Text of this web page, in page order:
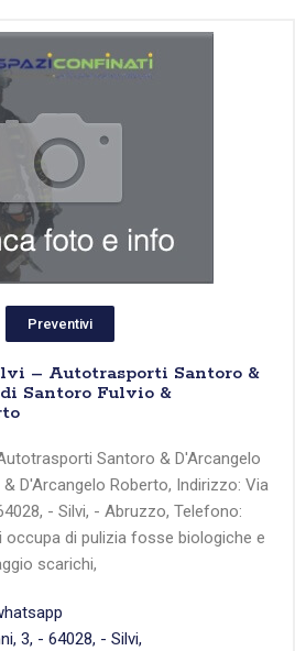
Preventivi
– Autotrasporti Santoro &
di Santoro Fulvio &
Santoro & D'Arcangelo
D'Arcangelo Roberto, Indirizzo: Via
- Silvi, - Abruzzo, Telefono:
occupa di pulizia fosse biologiche e
scarichi,
3, - 64028, - Silvi,